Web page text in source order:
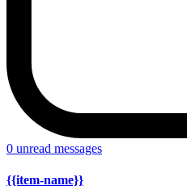
0 unread messages
{{item-name}}